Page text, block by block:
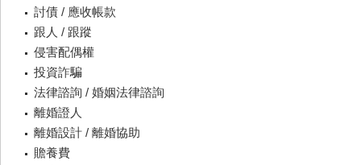
討債 / 應收帳款
跟人 / 跟蹤
侵害配偶權
投資詐騙
法律諮詢 / 婚姻法律諮詢
離婚證人
離婚設計 / 離婚協助
贍養費